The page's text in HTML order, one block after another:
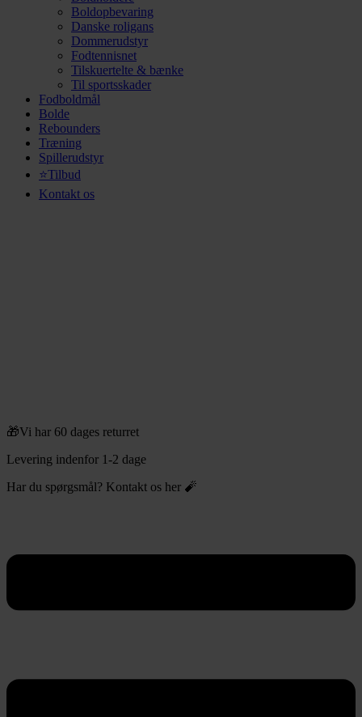
Boldopbevaring
Danske roligans
Dommerudstyr
Fodtennisnet
Tilskuertelte & bænke
Til sportsskader
Fodboldmål
Bolde
Rebounders
Træning
Spillerudstyr
⭐Tilbud
Kontakt os
🎁Vi har 60 dages returret
Levering indenfor 1-2 dage
Har du spørgsmål? Kontakt os her 🧨